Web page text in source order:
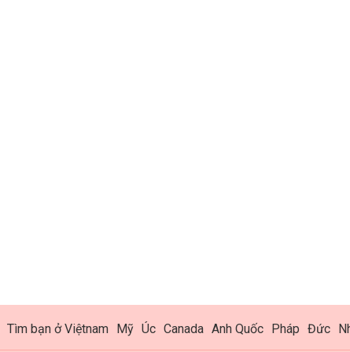
Tìm bạn ở Việtnam Mỹ Úc Canada Anh Quốc Pháp Đức